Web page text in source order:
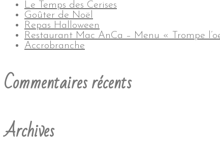
Le Temps des Cerises
Goûter de Noël
Repas Halloween
Restaurant Mac AnCa – Menu « Trompe
Accrobranche
Commentaires récents
Archives